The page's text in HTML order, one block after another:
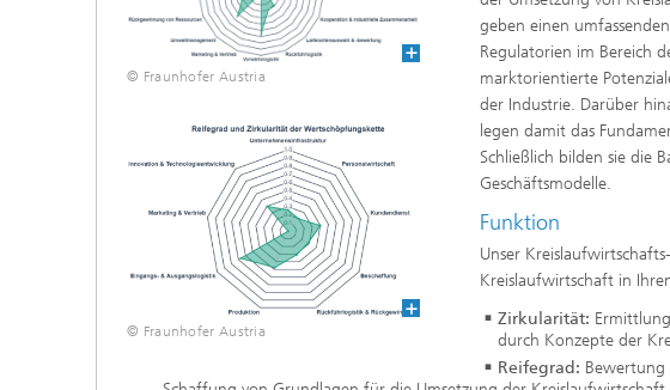
© Fraunhofer Austria
© Fraunhofer Austria
geben einen
Regulatorien im Bereich
marktorientierte
der Industrie. Darüber
legen damit das
Schließlich bilden sie die
Geschäftsmodelle.
Funktion
Unser
Kreislaufwirtschaft in
Zirkularität:
durch Konzepte der
Reifegrad: Bewertung